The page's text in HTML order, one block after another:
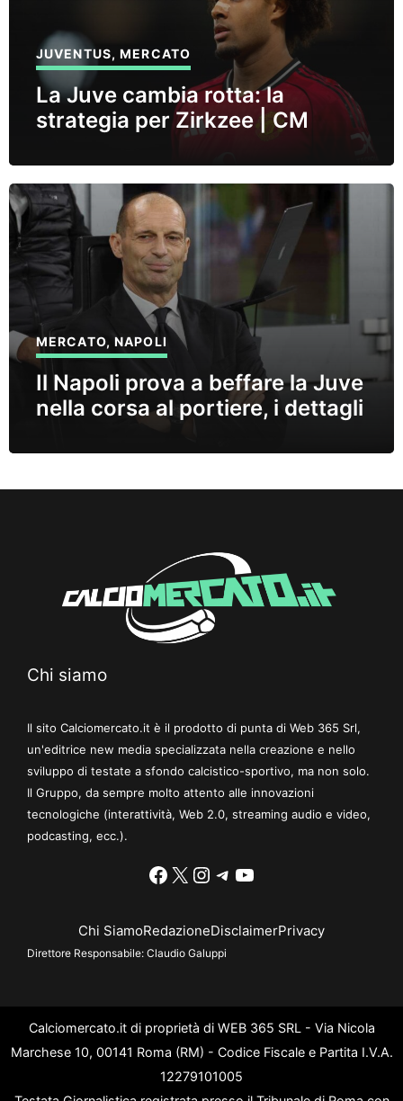
JUVENTUS,MERCATO
La Juve cambia rotta: la
strategia per Zirkzee | CM
MERCATO, NAPOLI
Il Napoli prova a beffare la Juve
nella corsa al portiere, i dettagli
Chi siamo
Il sito Calciomercato.it è il prodotto di punta di Web 365 Srl,
un'editrice new media specializzata nella creazione e nello
sviluppo di testate a sfondo calcistico-sportivo, ma non solo.
Il Gruppo, da sempre molto attento alle innovazioni
tecnologiche (interattività, Web 2.0, streaming audio e video,
podcasting, ecc.).
Facebook
X Instagram
Telegram
YouTube
Chi SiamoRedazioneDisclaimerPrivacy
Direttore Responsabile: Claudio Galuppi
Calciomercato.it di proprietà di WEB 365 SRL - Via Nicola
Marchese 10, 00141 Roma (RM) - Codice Fiscale e Partita I.V.A.
12279101005